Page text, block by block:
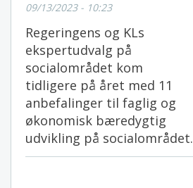
09/13/2023 - 10:23
Regeringens og KLs
ekspertudvalg på
socialområdet kom
tidligere på året med 11
anbefalinger til faglig og
økonomisk bæredygtig
udvikling på socialområdet.